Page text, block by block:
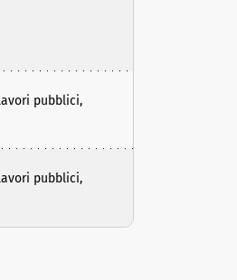
pubblici,
pubblici,